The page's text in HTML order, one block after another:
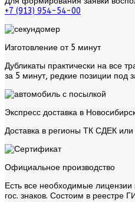
+7 (913) 954-54-00
Изготовление от 5 минут
Дубликаты практически на все
за 5 минут, редкие позиции под
Экспресс доставка в
Доставка в регионы ТК СДЕК
Официальное производство
Есть все необходимые
гос. знаков. Состоим в реестре